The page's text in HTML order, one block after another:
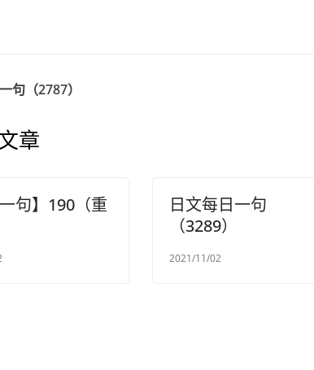
句（2787）
章
一句】190（重
日文每日一句
（3289）
2021/11/02